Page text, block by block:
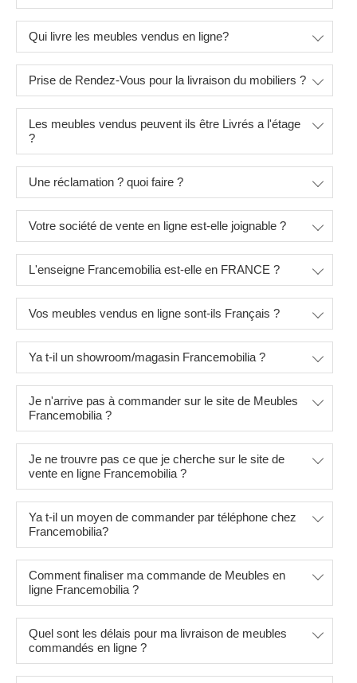
Qui livre les meubles vendus en ligne?
Prise de Rendez-Vous pour la livraison du mobiliers ?
Les meubles vendus peuvent ils être Livrés a l'étage
?
Une réclamation ? quoi faire ?
Votre société de vente en ligne est-elle joignable ?
L'enseigne Francemobilia est-elle en FRANCE ?
Vos meubles vendus en ligne sont-ils Français ?
Ya t-il un showroom/magasin Francemobilia ?
Je n'arrive pas à commander sur le site de Meubles
Francemobilia ?
Je ne trouvre pas ce que je cherche sur le site de
vente en ligne Francemobilia ?
Ya t-il un moyen de commander par téléphone chez
Francemobilia?
Comment finaliser ma commande de Meubles en
ligne Francemobilia ?
Quel sont les délais pour ma livraison de meubles
commandés en ligne ?